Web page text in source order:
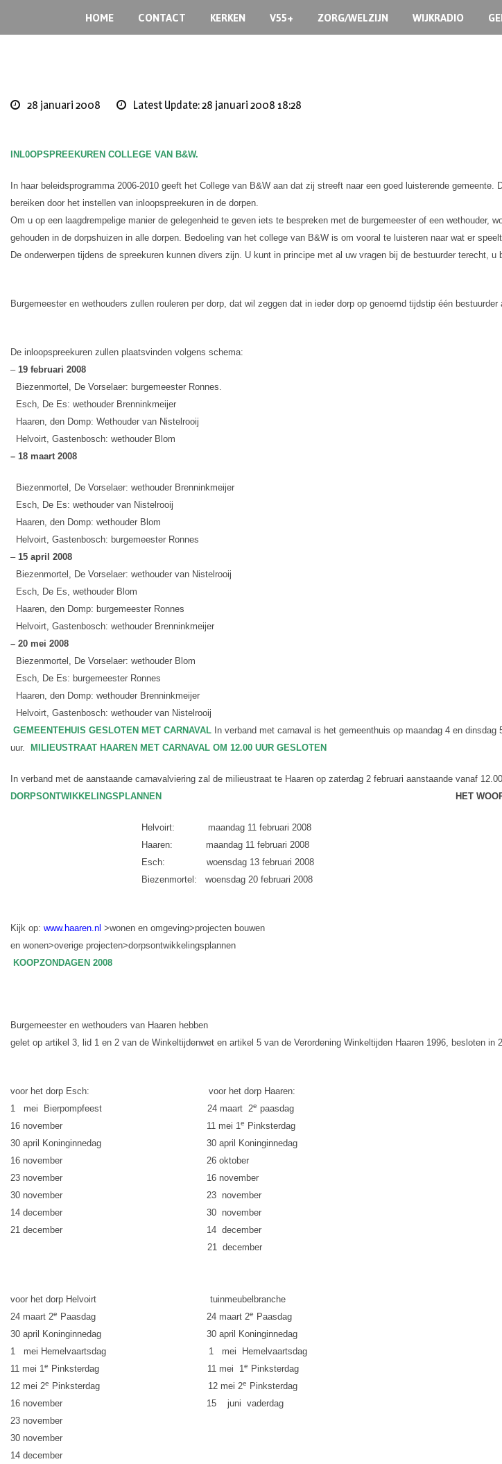
HOME CONTACT KERKEN V55+ ZORG/WELZIJN WIJKRADIO
28 januari 2008 Latest Update: 28 januari 2008 18:28
INL0OPSPREEKUREN COLLEGE VAN B&W.
In haar beleidsprogramma 2006-2010 geeft het College van B&W aan dat zij streeft naar een goed luisterende
bereiken door het instellen van inloopspreekuren in de dorpen.
Om u op een laagdrempelige manier de gelegenheid te geven iets te bespreken met de burgemeester of een wethouder,
gehouden in de dorpshuizen in alle dorpen. Bedoeling van het college van B&W is om vooral te luisteren naar wat er
De onderwerpen tijdens de spreekuren kunnen divers zijn. U kunt in principe met al uw vragen bij de bestuurder terecht,
Burgemeester en wethouders zullen rouleren per dorp, dat wil zeggen dat in ieder dorp op genoemd tijdstip één
De inloopspreekuren zullen plaatsvinden volgens schema:
– 19 februari 2008
Biezenmortel, De Vorselaer: burgemeester Ronnes.
Esch, De Es: wethouder Brenninkmeijer
Haaren, den Domp: Wethouder van Nistelrooij
Helvoirt, Gastenbosch: wethouder Blom
– 18 maart 2008
Biezenmortel, De Vorselaer: wethouder Brenninkmeijer
Esch, De Es: wethouder van Nistelrooij
Haaren, den Domp: wethouder Blom
Helvoirt, Gastenbosch: burgemeester Ronnes
– 15 april 2008
Biezenmortel, De Vorselaer: wethouder van Nistelrooij
Esch, De Es, wethouder Blom
Haaren, den Domp: burgemeester Ronnes
Helvoirt, Gastenbosch: wethouder Brenninkmeijer
– 20 mei 2008
Biezenmortel, De Vorselaer: wethouder Blom
Esch, De Es: burgemeester Ronnes
Haaren, den Domp: wethouder Brenninkmeijer
Helvoirt, Gastenbosch: wethouder van Nistelrooij
GEMEENTEHUIS GESLOTEN MET CARNAVAL In verband met carnaval is het gemeenthuis op maandag 4 en
uur.
MILIEUSTRAAT HAAREN MET CARNAVAL OM 12.00 UUR GESLOTEN
In verband met de aanstaande carnavalviering zal de milieustraat te Haaren op zaterdag 2 februari aanstaande vanaf
DORPSONTWIKKELINGSPLANNEN
HET
Helvoirt:
maandag 11 februari 2008
Haaren:
maandag 11 februari 2008
Esch:
woensdag 13 februari 2008
Biezenmortel:
woensdag 20 februari 2008
Kijk op: www.haaren.nl >wonen en omgeving>projecten bouwen
en wonen>overige projecten>dorpsontwikkelingsplannen
KOOPZONDAGEN 2008
Burgemeester en wethouders van Haaren hebben
gelet op artikel 3, lid 1 en 2 van de Winkeltijdenwet en artikel 5 van de Verordening Winkeltijden Haaren 1996, besloten in
voor het dorp Esch:
voor het dorp Haaren:
1
mei Bierpompfeest 24 maart 2e paasdag
16 november
11 mei 1e
Pinksterdag
30 april Koninginnedag
30 april Koninginnedag
16 november
26 oktober
23 november
16 november
30 november
23 november
14 december
30 november
21 december
14 december
21 december
voor het dorp Helvoirt
tuinmeubelbranche
24 maart 2e Paasdag 24 maart 2e
Paasdag
30 april Koninginnedag
30 april Koninginnedag
1
mei Hemelvaartsdag 1 mei
Hemelvaartsdag
11 mei 1e Pinksterdag 11 mei 1e
Pinksterdag
12 mei 2e Pinksterdag 12 mei 2e
Pinksterdag
16 november
15 juni vaderdag
23 november
30 november
14 december